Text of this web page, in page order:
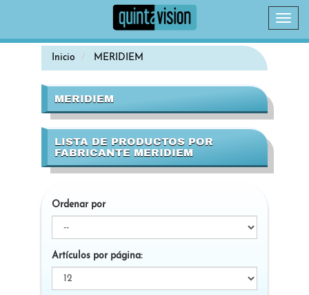
Inicio MERIDIEM
MERIDIEM
LISTA DE PRODUCTOS POR
FABRICANTE MERIDIEM
Ordenar por
Artículos por página: